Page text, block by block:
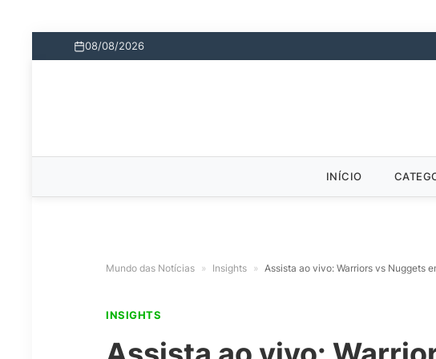
08/08/2026
INÍCIO
Mundo das Notícias » Insights » Assista ao vivo: Warriors vs Nuggets
INSIGHTS